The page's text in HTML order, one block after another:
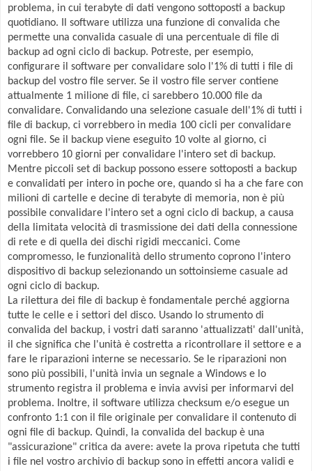
problema, in cui terabyte di dati vengono sottoposti a backup
quotidiano. Il software utilizza una funzione di convalida che
permette una convalida casuale di una percentuale di file di
backup ad ogni ciclo di backup. Potreste, per esempio,
configurare il software per convalidare solo l'1% di tutti i file di
backup del vostro file server. Se il vostro file server contiene
attualmente 1 milione di file, ci sarebbero 10.000 file da
convalidare. Convalidando una selezione casuale dell'1% di tutti i
file di backup, ci vorrebbero in media 100 cicli per convalidare
ogni file. Se il backup viene eseguito 10 volte al giorno, ci
vorrebbero 10 giorni per convalidare l'intero set di backup.
Mentre piccoli set di backup possono essere sottoposti a backup
e convalidati per intero in poche ore, quando si ha a che fare con
milioni di cartelle e decine di terabyte di memoria, non è più
possibile convalidare l'intero set a ogni ciclo di backup, a causa
della limitata velocità di trasmissione dei dati della connessione
di rete e di quella dei dischi rigidi meccanici. Come
compromesso, le funzionalità dello strumento coprono l'intero
dispositivo di backup selezionando un sottoinsieme casuale ad
ogni ciclo di backup.
La rilettura dei file di backup è fondamentale perché aggiorna
tutte le celle e i settori del disco. Usando lo strumento di
convalida del backup, i vostri dati saranno 'attualizzati' dall'unità,
il che significa che l'unità è costretta a ricontrollare il settore e a
fare le riparazioni interne se necessario. Se le riparazioni non
sono più possibili, l'unità invia un segnale a Windows e lo
strumento registra il problema e invia avvisi per informarvi del
problema. Inoltre, il software utilizza checksum e/o esegue un
confronto 1:1 con il file originale per convalidare il contenuto di
ogni file di backup. Quindi, la convalida del backup è una
"assicurazione" critica da avere: avete la prova ripetuta che tutti
i file nel vostro archivio di backup sono in effetti ancora validi e